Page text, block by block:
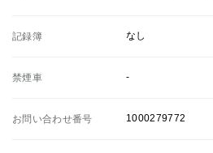
記録簿 なし
禁煙車 -
お問い合わせ番号 1000279772